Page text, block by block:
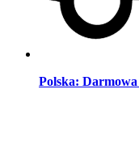
Polska: